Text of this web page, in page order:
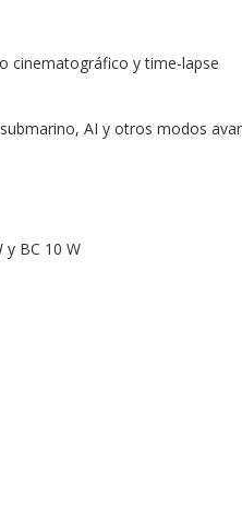
cinematográfico y time-lapse
AI y otros modos
y BC 10 W